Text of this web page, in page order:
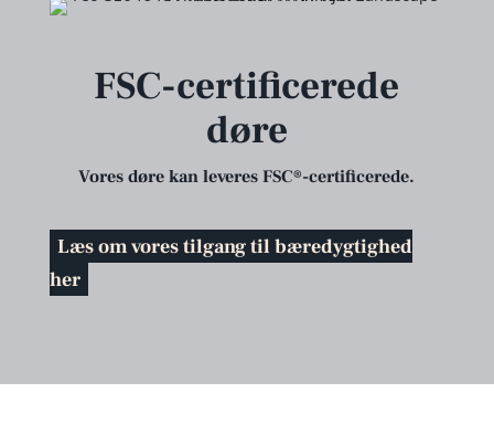
FSC-certificerede
døre
Vores døre kan leveres FSC®-certificerede.
Læs om vores tilgang til bæredygtighed
her